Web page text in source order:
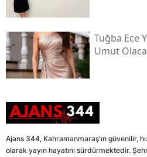
Tuğba Ece
Umut
Ajans 344, Kahramanmaraş'ın güvenilir,
olarak yayın hayatını sürdürmektedir.